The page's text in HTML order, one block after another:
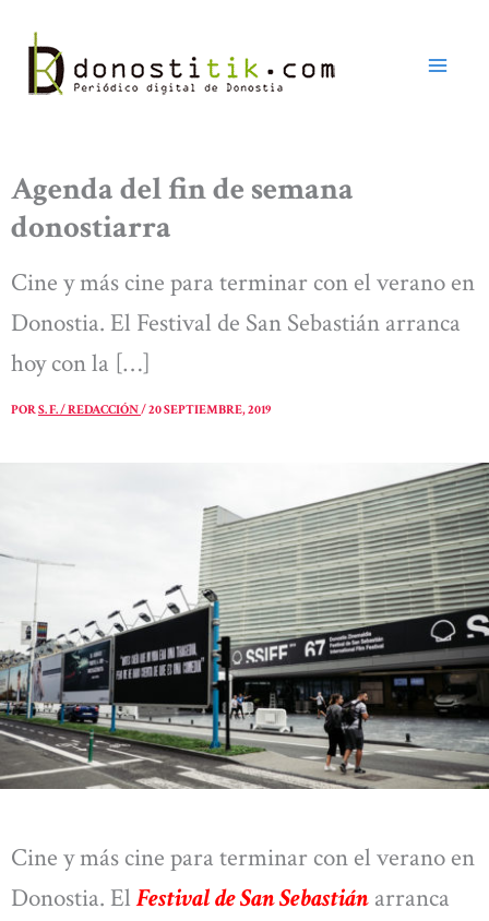
contenido
Agenda del fin de semana
donostiarra
Cine y más cine para terminar con el verano en
Donostia. El Festival de San Sebastián arranca
hoy con la […]
PORS. F. / REDACCIÓN/20 SEPTIEMBRE, 2019
Cine y más cine para terminar con el verano en
Donostia. El Festival de San Sebastián arranca